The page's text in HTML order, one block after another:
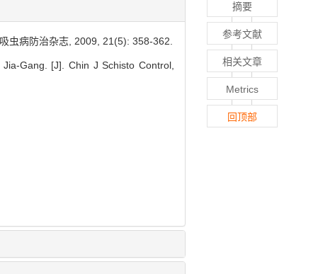
虫病防治杂志, 2009, 21(5): 358-362.
Gang. [J]. Chin J Schisto Control,
摘要
参考文献
相关文章
Metrics
回顶部